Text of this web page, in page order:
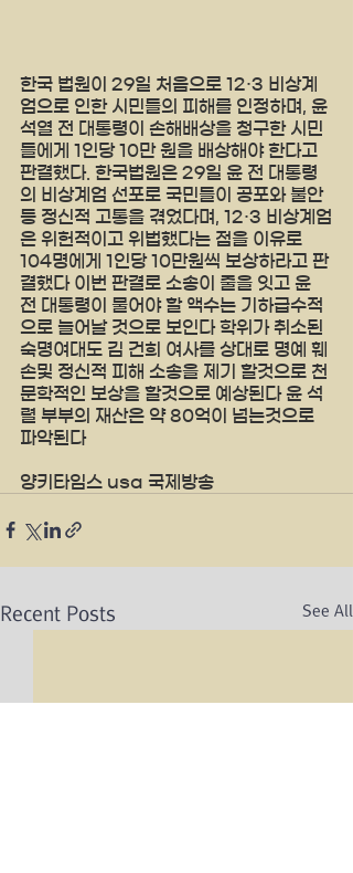
한국 법원이 29일 처음으로 12·3 비상계
엄으로 인한 시민들의 피해를 인정하며, 윤
석열 전 대통령이 손해배상을 청구한 시민
들에게 1인당 10만 원을 배상해야 한다고
판결했다. 한국법원은 29일 윤 전 대통령
의 비상계엄 선포로 국민들이 공포와 불안
등 정신적 고통을 겪었다며, 12·3 비상계엄
은 위헌적이고 위법했다는 점을 이유로
104명에게 1인당 10만원씩 보상하라고 판
결했다 이번 판결로 소송이 줄을 잇고 윤
전 대통령이 물어야 할 액수는 기하급수적
으로 늘어날 것으로 보인다 학위가 취소된
숙명여대도 김 건희 여사를 상대로 명예 훼
손및 정신적 피해 소송을 제기 할것으로 천
문학적인 보상을 할것으로 예상된다 윤 석
렬 부부의 재산은 약 80억이 넘는것으로
파악된다
양키타임스 usa 국제방송
Recent Posts See All